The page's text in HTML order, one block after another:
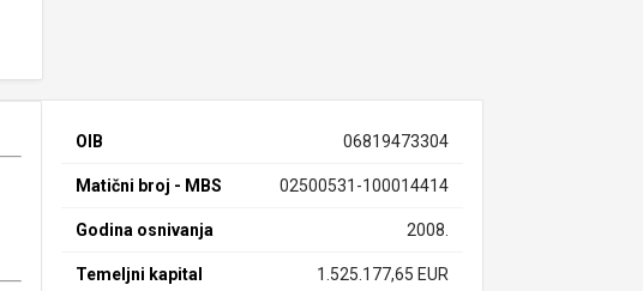
OIB 06819473304
Matični broj - MBS 02500531-100014414
Godina osnivanja 2008.
Temeljni kapital 1.525.177,65 EUR